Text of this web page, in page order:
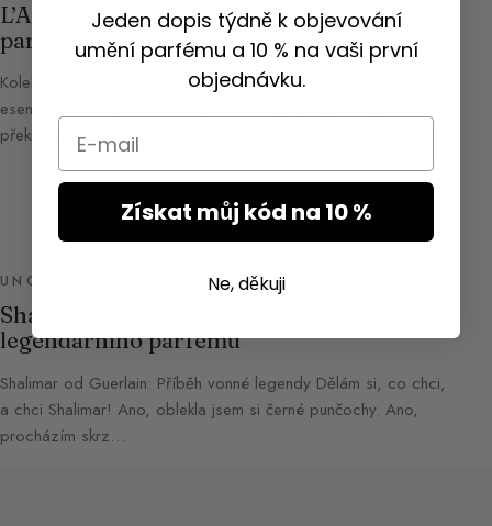
L’Art et La Matière Guerlain: Výjimečné
parfémy
Kolekce L’Art et La Matière od Guerlain: Oslava vzácných
esencí Kolekce L’Art et La Matière si dala za úkol rozářit
překrásné květiny…
UNCATEGORIZED
Shalimar od Guerlain: Příběh
legendárního parfému
Shalimar od Guerlain: Příběh vonné legendy Dělám si, co chci,
a chci Shalimar! Ano, oblekla jsem si černé punčochy. Ano,
procházím skrz…
Jeden dopis týdně k objevování
umění parfému a 10 % na vaši první
objednávku.
Email
Získat můj kód na 10 %
Ne, děkuji